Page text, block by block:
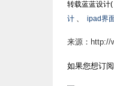
转载蓝蓝设计(
计 、 ipad界
来源：http://
如果您想订